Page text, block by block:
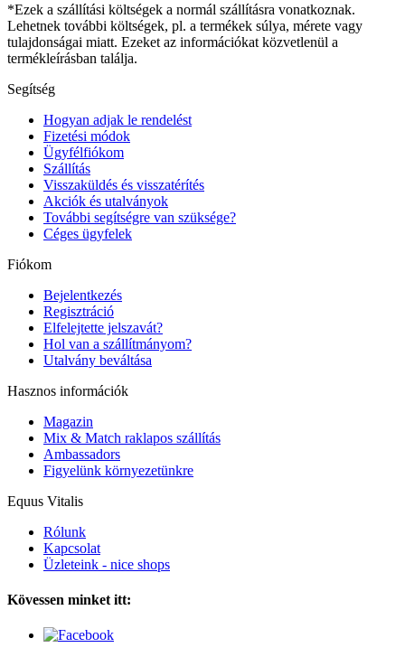
*Ezek a szállítási költségek a normál szállításra vonatkoznak.
Lehetnek további költségek, pl. a termékek súlya, mérete vagy
tulajdonságai miatt. Ezeket az információkat közvetlenül a
termékleírásban találja.
Segítség
Hogyan adjak le rendelést
Fizetési módok
Ügyfélfiókom
Szállítás
Visszaküldés és visszatérítés
Akciók és utalványok
További segítségre van szüksége?
Céges ügyfelek
Fiókom
Bejelentkezés
Regisztráció
Elfelejtette jelszavát?
Hol van a szállítmányom?
Utalvány beváltása
Hasznos információk
Magazin
Mix & Match raklapos szállítás
Ambassadors
Figyelünk környezetünkre
Equus Vitalis
Rólunk
Kapcsolat
Üzleteink - nice shops
Kövessen minket itt: